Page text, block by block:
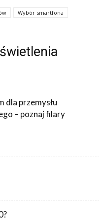
Wybór smartfona
dla przemysłu
– poznaj filary